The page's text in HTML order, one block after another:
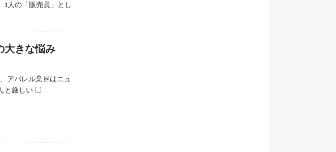
1人の「販売員」とし
大きな悩み
アパレル業界はニュ
と厳しい […]